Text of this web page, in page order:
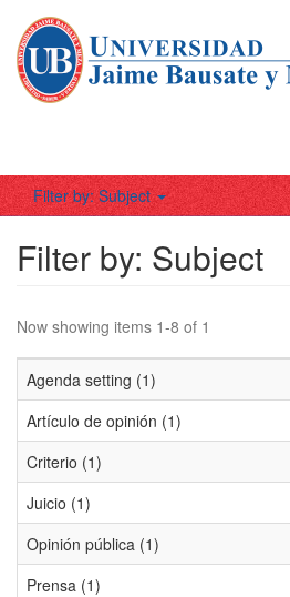
Filter by: Subject
Filter by: Subject
Now showing items 1-8 of 1
Agenda setting (1)
Artículo de opinión (1)
Criterio (1)
Juicio (1)
Opinión pública (1)
Prensa (1)